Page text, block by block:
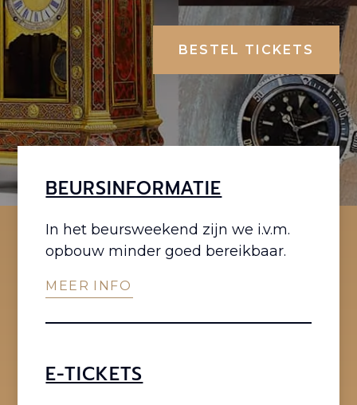
BESTEL TICKETS
BEURSINFORMATIE
In het beursweekend zijn we i.v.m.
opbouw minder goed bereikbaar.
MEER INFO
E-TICKETS